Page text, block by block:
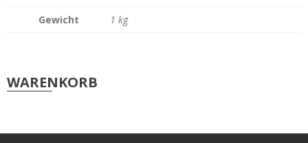
Zubehör POS-Drucker
Etiketten Seiko Instruments
Seiko Service
Gewicht 1 kg
WARENKORB